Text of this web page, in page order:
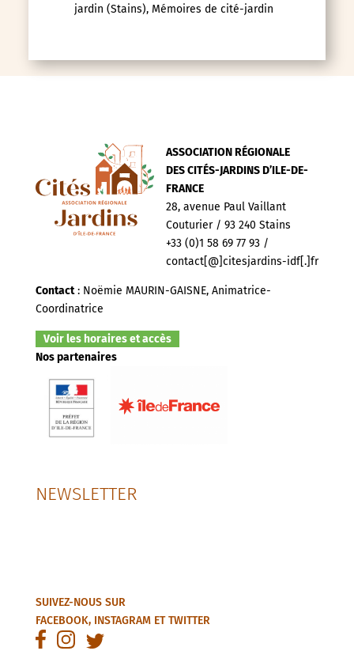
jardin (Stains), Mémoires de cité-jardin
ASSOCIATION RÉGIONALE
DES CITÉS-JARDINS D’ILE-DE-
FRANCE
28, avenue Paul Vaillant
Couturier / 93 240 Stains
+33 (0)1 58 69 77 93 /
contact[@]citesjardins-idf[.]fr
Contact: Noëmie MAURIN-GAISNE, Animatrice-
Coordinatrice
Voir les horaires et accès
Nos partenaires
NEWSLETTER
SUIVEZ-NOUS SUR
FACEBOOK, INSTAGRAMETTWITTER